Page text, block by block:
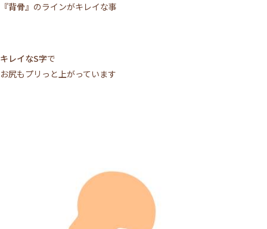
『背骨』 のラインがキレイな事
キレイなS字で
お尻もプリっと上がっています